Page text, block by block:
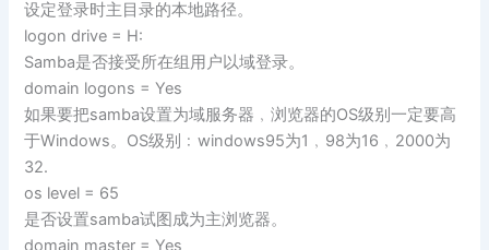
设定登录时主目录的本地路径。
logon drive = H:
Samba是否接受所在组用户以域登录。
domain logons = Yes
如果要把samba设置为域服务器﹐浏览器的OS级别一定要高
于Windows。OS级别﹕windows95为1﹐98为16﹐2000为
32.
os level = 65
是否设置samba试图成为主浏览器。
domain master = Yes